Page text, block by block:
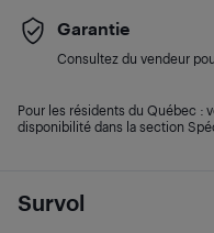
Survol
Garantie
Consultez du vendeur
Pour les résidents du Québec :
disponibilité dans la section